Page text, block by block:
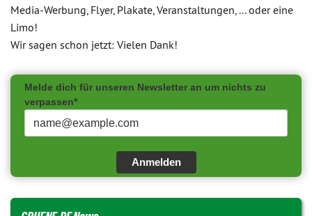
Media-Werbung, Flyer, Plakate, Veranstaltungen, ... oder eine
Limo!
Wir sagen schon jetzt: Vielen Dank!
Melde dich für unseren Newsletter an um nichts zu
verpassen*
Anmelden